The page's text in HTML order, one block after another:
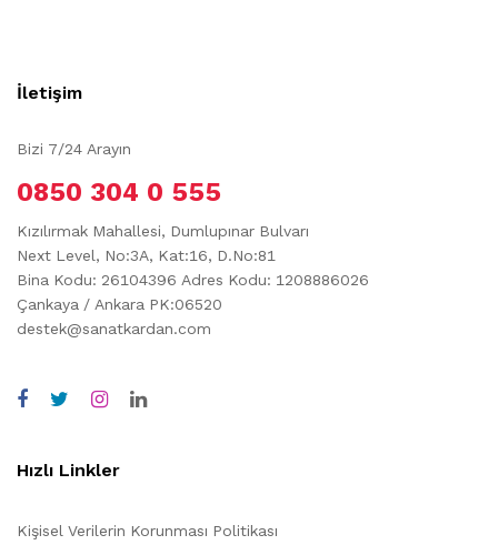
İletişim
Bizi 7/24 Arayın
0850 304 0 555
Kızılırmak Mahallesi, Dumlupınar Bulvarı
Next Level, No:3A, Kat:16, D.No:81
Bina Kodu: 26104396 Adres Kodu: 1208886026
Çankaya / Ankara PK:06520
destek@sanatkardan.com
Hızlı Linkler
Kişisel Verilerin Korunması Politikası